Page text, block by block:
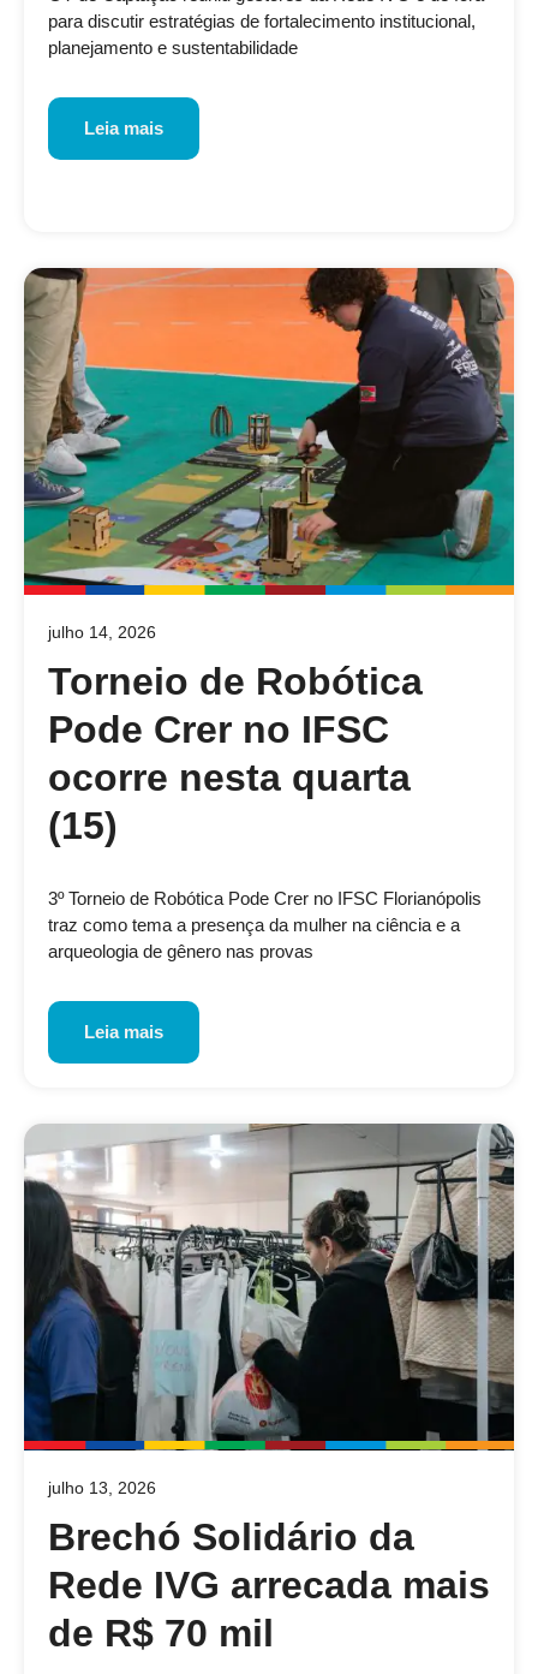
para discutir estratégias de fortalecimento institucional,
planejamento e sustentabilidade
Leia mais
julho 14, 2026
Torneio de Robótica
Pode Crer no IFSC
ocorre nesta quarta
(15)
3º Torneio de Robótica Pode Crer no IFSC Florianópolis
traz como tema a presença da mulher na ciência e a
arqueologia de gênero nas provas
Leia mais
julho 13, 2026
Brechó Solidário da
Rede IVG arrecada mais
de R$ 70 mil